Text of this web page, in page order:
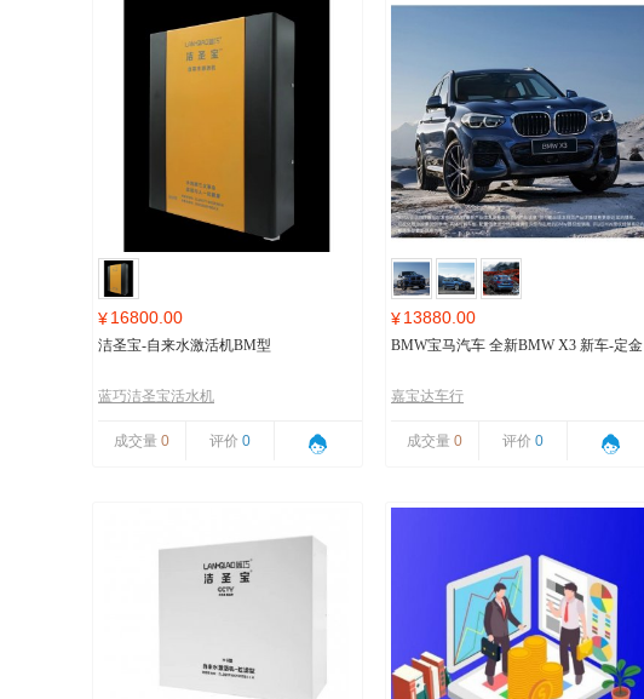
¥16800.00
洁圣宝-自来水激活机BM型
蓝巧洁圣宝活水机
成交量 0 评价 0
¥13880.00
BMW宝马汽车 全新BMW X3 新车-定金
嘉宝达车行
成交量 0 评价 0